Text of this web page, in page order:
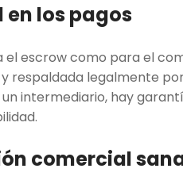
los pagos
el escrow como para el
respaldada legalmente
intermediario, hay
comercial